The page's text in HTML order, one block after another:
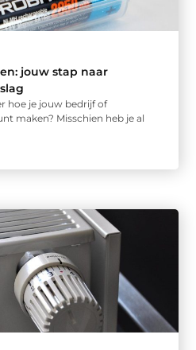
jouw stap naar
hoe je jouw bedrijf of
maken? Misschien heb je al